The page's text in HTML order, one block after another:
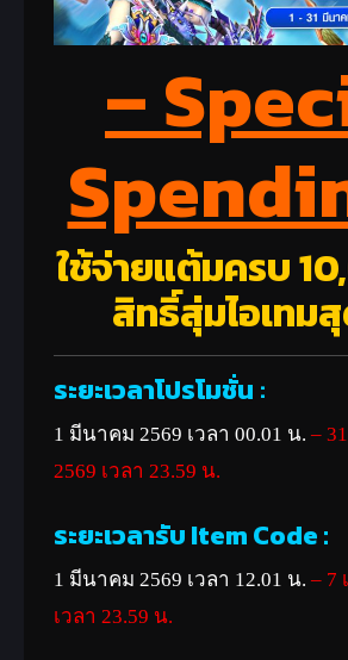
–
ใช้จ่ายแต้มครบ
สิทธิ์สุ่มไอเทม
ระยะเวลาโปรโมชั่น :
1 มีนาคม 2569 เวลา 00.01 น. –
2569 เวลา 23.59 น.
ระยะเวลารับ Item Code :
1 มีนาคม 2569 เวลา 12.01 น. – 7
เวลา 23.59 น.